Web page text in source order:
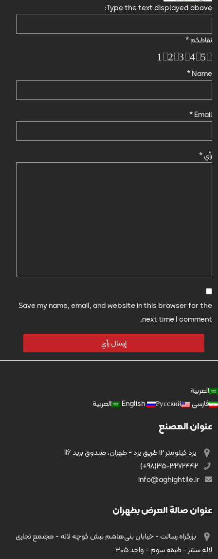
رأي*
Name
*
Email
*
Save my name, email, and website in this browser for the
next time I comment.
Type the text displayed above:
نقاطكم*
5
4
3
2
1
العربية
فارسی
English Русский العربية
عنوان المصنع
يزد کیلومتر ۱۲ طریق يزد - طهران، صندوق بريد 116
عنوان صالة العرض بطهران
بزرگراه رسالت - خیابان بنی‌هاشم نبش کوچه لاله - مجتمع تجاری
لاله سنتر - طبقه سوم - واحد ۳۰۵